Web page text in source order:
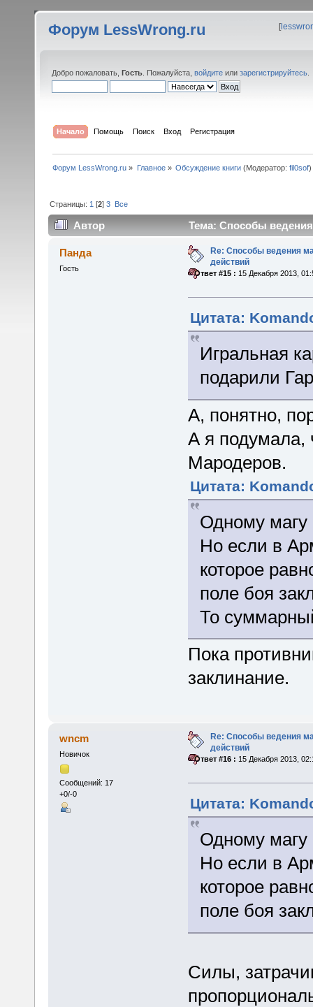
Форум LessWrong.ru [
Добро пожаловать, Гость . Пожалуйста, войдите или зарегистрируйтесь
Начало Помощь Поиск Вход Регистрация
Форум LessWrong.ru » Главное» Обсуждение книги(Модератор: fil0sof)
Страницы: 1 [2]3 Все
Автор Тема: Способы ведения
Панда
Гость
Re: Способы ведения
действий
«Ответ #15 : 15 Декабря 2013,
Цитата:
Игральная
подарили
А, понятно,
А я подумала,
Мародеров.
Цитата:
Одному магу
Но если в
которое
поле боя
То
Пока
заклинание.
wncm
Новичок
Сообщений: 17
+0/-0
Re: Способы ведения
действий
«Ответ #16 : 15 Декабря 2013,
Цитата:
Одному магу
Но если в
которое
поле боя
Силы,